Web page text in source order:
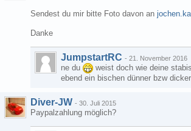
Sendest du mir bitte Foto davon an
Danke
JumpstartRC - 21. November 2016
ne du weist doch wie deine
ebend ein bischen dünner bzw dicker
Diver-JW - 30. Juli 2015
Paypalzahlung möglich?